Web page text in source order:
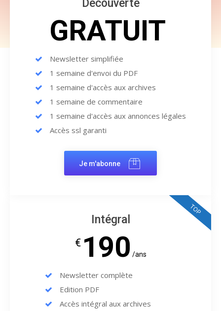
Découverte
GRATUIT
Newsletter simplifiée
1 semaine d'envoi du PDF
1 semaine d'accès aux archives
1 semaine de commentaire
1 semaine d'accès aux annonces légales
Accès ssl garanti
Je m'abonne
TOP
Intégral
€ 190 /ans
Newsletter complète
Edition PDF
Accès intégral aux archives